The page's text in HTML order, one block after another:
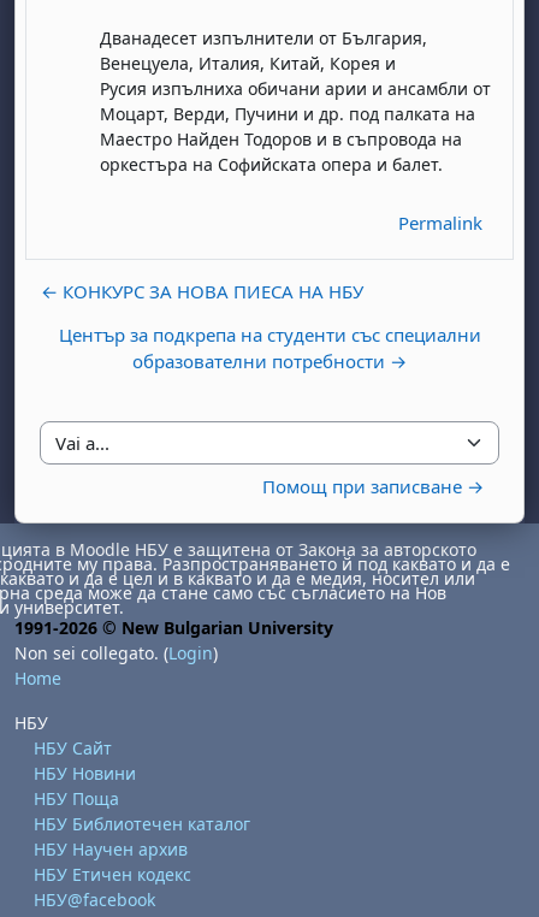
Дванадесет изпълнители от България,
Венецуела, Италия, Китай, Корея и
Русия изпълниха обичани арии и ансамбли от
Моцарт, Верди, Пучини и др. под палката на
Маестро Найден Тодоров и в съпровода на
оркестъра на Софийската опера и балет.
Permalink
← КОНКУРС ЗА НОВА ПИЕСА НА НБУ
Център за подкрепа на студенти със специални
образователни потребности →
Vai a...
Помощ при записване →
1 agosto
domenica 2 agosto
8 agosto
domenica 9 agosto
domenica 16 agosto
в Moodle НБУ е защитена от Закона за авторското
му права. Разпространяването й под каквато и да е
и да е цел и в каквато и да е медия, носител или
среда може да стане само със съгласието на Нов
университет.
1991-2026 © New Bulgarian University
Non sei collegato. (Login)
Home
НБУ
НБУ Сайт
НБУ Новини
НБУ Поща
НБУ Библиотечен каталог
НБУ Научен архив
НБУ Етичен кодекс
НБУ@facebook